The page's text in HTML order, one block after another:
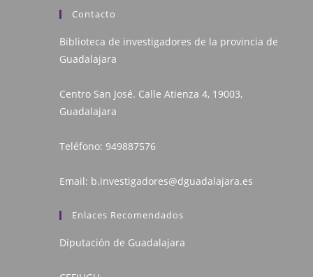
Contacto
Biblioteca de investigadores de la provincia de
Guadalajara
Centro San José. Calle Atienza 4, 19003,
Guadalajara
Teléfono: 949887576
Email: b.investigadores@dguadalajara.es
Enlaces Recomendados
Diputación de Guadalajara